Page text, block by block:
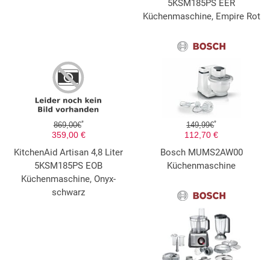
5KSM185PS EER
Küchenmaschine, Empire Rot
869,00€*
359,00 €
KitchenAid Artisan 4,8 Liter
5KSM185PS EOB
Küchenmaschine, Onyx-
schwarz
149,99€*
112,70 €
Bosch MUMS2AW00
Küchenmaschine